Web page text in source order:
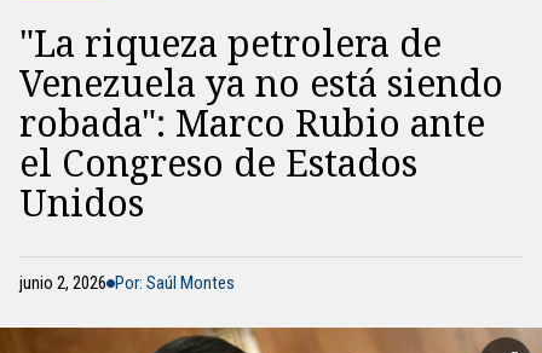
"La riqueza petrolera de
Venezuela ya no está siendo
robada": Marco Rubio ante
el Congreso de Estados
Unidos
junio 2, 2026 Por: Saúl Montes